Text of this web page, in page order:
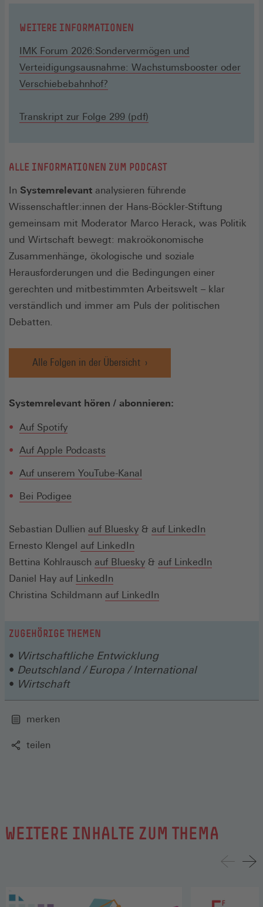
WEITERE INFORMATIONEN
IMK Forum 2026:Sondervermögen und
Verteidigungsausnahme: Wachstumsbooster oder
Verschiebebahnhof?
Transkript zur Folge 299 (pdf)
ALLE INFORMATIONEN ZUM PODCAST
In Systemrelevant analysieren führende
Wissenschaftler:innen der Hans-Böckler-Stiftung
gemeinsam mit Moderator Marco Herack, was Politik
und Wirtschaft bewegt: makroökonomische
Zusammenhänge, ökologische und soziale
Herausforderungen und die Bedingungen einer
gerechten und mitbestimmten Arbeitswelt – klar
verständlich und immer am Puls der politischen
Debatten.
Alle Folgen in der Übersicht
Systemrelevant hören / abonnieren:
Auf Spotify(Öffnet
einem
neuen
Fenster)
Auf Apple Podcasts
einem
Auf unserem YouTube-Kanal
Fenster)
Bei Podigee
einem
neuen
Fenster)
Sebastian Dullien auf (Öffnet
in
einem
neuen
Fenster)
Bluesky(Öffnet
einem
Fenster)
& auf LinkedIn
einem
Ernesto Klengel auf LinkedIn
in
neuen
Bettina Kohlrausch auf Bluesky(Öffnet
einem
& auf LinkedIn
Daniel Hay auf LinkedIn
in
Christina Schildmann auf LinkedIn
ZUGEHÖRIGE THEMEN
Wirtschaftliche Entwicklung
Deutschland / Europa / International
Wirtschaft
merken
teilen
WEITERE INHALTE ZUM THEMA